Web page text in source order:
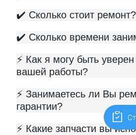
✔️ Сколько стоит ремонт?
✔️ Сколько времени
⚡️ Как я могу быть
вашей работы?
⚡️ Занимаетесь ли Вы
гарантии?
⚡️ Какие запчасти вы